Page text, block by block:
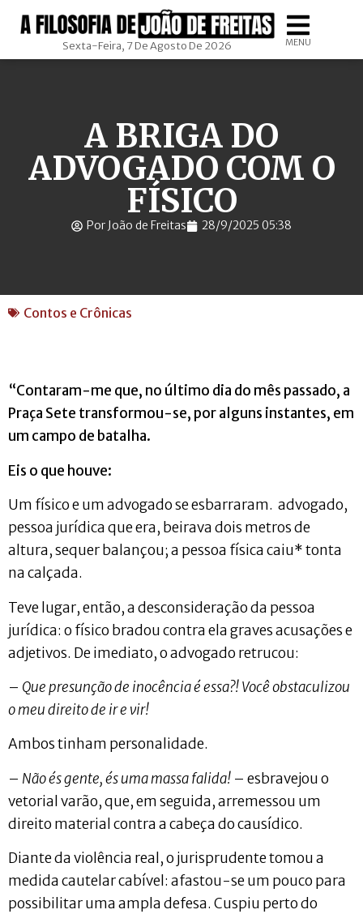
Sexta-Feira, 7 De Agosto De 2026 MENU
A BRIGA DO
ADVOGADO COM O
FÍSICO
Por João de Freitas 28/9/2025 05:38
Contos e Crônicas
“Contaram-me que, no último dia do mês passado, a
Praça Sete transformou-se, por alguns instantes, em
um campo de batalha.
Eis o que houve:
Um físico e um advogado se esbarraram. advogado,
pessoa jurídica que era, beirava dois metros de
altura, sequer balançou; a pessoa física caiu* tonta
na calçada.
Teve lugar, então, a desconsideração da pessoa
jurídica: o físico bradou contra ela graves acusações e
adjetivos. De imediato, o advogado retrucou:
– Que presunção de inocência é essa?! Você obstaculizou
o meu direito de ir e vir!
Ambos tinham personalidade.
– Não és gente, és uma massa falida! – esbravejou o
vetorial varão, que, em seguida, arremessou um
direito material contra a cabeça do causídico.
Diante da violência real, o jurisprudente tomou a
medida cautelar cabível: afastou-se um pouco para
possibilitar uma ampla defesa. Cuspiu perto do